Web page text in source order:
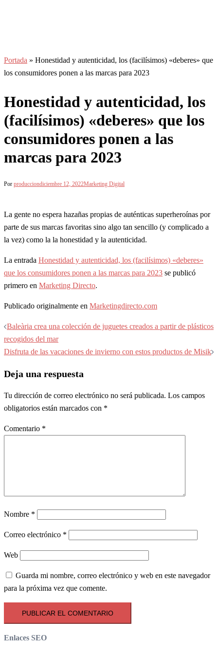
Portada » Honestidad y autenticidad, los (facilísimos) «deberes» que
los consumidores ponen a las marcas para 2023
Honestidad y autenticidad, los
(facilísimos) «deberes» que los
consumidores ponen a las
marcas para 2023
Por producciondiciembre 12, 2022Marketing Digital
La gente no espera hazañas propias de auténticas superheroínas por
parte de sus marcas favoritas sino algo tan sencillo (y complicado a
la vez) como la la honestidad y la autenticidad.
La entrada Honestidad y autenticidad, los (facilísimos) «deberes»
que los consumidores ponen a las marcas para 2023 se publicó
primero en Marketing Directo.
Publicado originalmente en Marketingdirecto.com
Navegación
de
entradas
Baleària crea una colección de juguetes creados a partir de plásticos
recogidos del mar
Disfruta de las vacaciones de invierno con estos productos de Misik
Deja una respuesta
Tu dirección de correo electrónico no será publicada. Los campos
obligatorios están marcados con *
Comentario *
Nombre *
Correo electrónico *
Web
Guarda mi nombre, correo electrónico y web en este navegador
para la próxima vez que comente.
Enlaces SEO